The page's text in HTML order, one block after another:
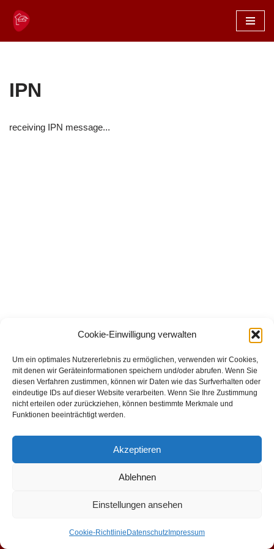
Cookie-Einwilligung verwalten
Um ein optimales Nutzererlebnis zu ermöglichen, verwenden wir Cookies,
mit denen wir Geräteinformationen speichern und/oder abrufen. Wenn Sie
diesen Verfahren zustimmen, können wir Daten wie das Surfverhalten oder
eindeutige IDs auf dieser Website verarbeiten. Wenn Sie Ihre Zustimmung
nicht erteilen oder zurückziehen, können bestimmte Merkmale und
Funktionen beeinträchtigt werden.
Akzeptieren
Ablehnen
Einstellungen ansehen
Cookie-Richtlinie Datenschutz Impressum
Zum
IPN
receiving IPN message...
Datenschutz Kontakt